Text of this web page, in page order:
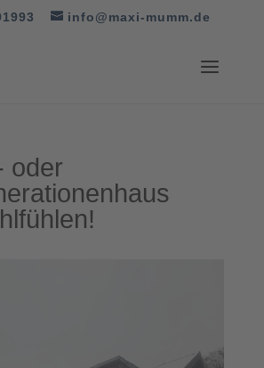
info@maxi-mumm.de
oder